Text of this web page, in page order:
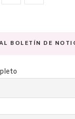
BOLETÍN DE